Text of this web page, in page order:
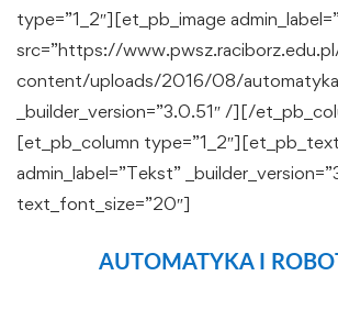
type=”1_2″][et_pb_image
src=”https://
content/uploads/2016/08/
_builder_version=”3.0.51″ /][/
[et_pb_column type=”1_2″][et_pb_text
admin_label=”Tekst”
text_font_size=”20″]
AUTOMATYKA I